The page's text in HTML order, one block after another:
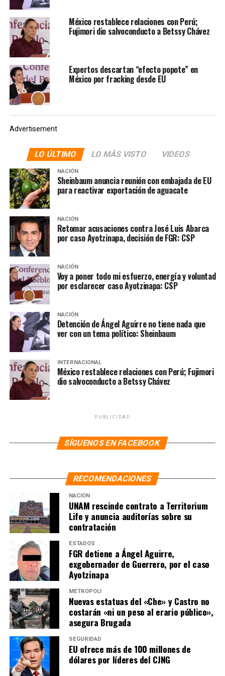
CLAUDIA SHEINBAUM
COMUNICACIÓN SOCIAL DE PRESIDENCIA
ENCUENTRO MÉXICO-ESPAÑA
MARCELO EBRARD
VICEPRESIDENTE PRIMERO DE ESPAÑA
SIGUIENTE
Embajador Johnson no debe opinar sobre asuntos
políticos de México: Sheinbaum
¡Imagínense!, Calderón hablando de narco cuando él
apoyó a un cártel, critica Sheinbaum
México restablece relaciones con Perú;
Fujimori dio salvoconducto a Betssy Chávez
Expertos descartan “efecto popote” en
México por fracking desde EU
Advertisement
LO ÚLTIMO LO MÁS VISTO VIDEOS
NACIÓN
Sheinbaum anuncia reunión con embajada de EU
para reactivar exportación de aguacate
NACIÓN
Retomar acusaciones contra José Luis Abarca
por caso Ayotzinapa, decisión de FGR: CSP
NACIÓN
Voy a poner todo mi esfuerzo, energía y voluntad
por esclarecer caso Ayotzinapa: CSP
NACIÓN
Detención de Ángel Aguirre no tiene nada que
ver con un tema político: Sheinbaum
INTERNACIONAL
México restablece relaciones con Perú; Fujimori
dio salvoconducto a Betssy Chávez
PUBLICIDAD
SÍGUENOS EN FACEBOOK
RECOMENDACIONES
NACIÓN
UNAM rescinde contrato a Territorium
Life y anuncia auditorías sobre su
contratación
ESTADOS
FGR detiene a Ángel Aguirre,
exgobernador de Guerrero, por el caso
Ayotzinapa
METRÓPOLI
Nuevas estatuas del «Che» y Castro no
costarán «ni un peso al erario público»,
asegura Brugada
SEGURIDAD
EU ofrece más de 100 millones de
dólares por líderes del CJNG